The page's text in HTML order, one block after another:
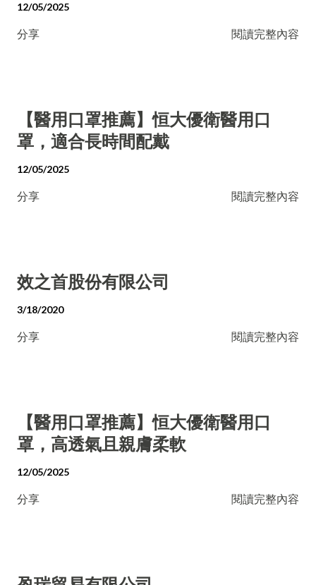
12/05/2025
分享 閱讀完整內容
【醫用口罩推薦】恒大優衛醫用口
罩，適合長時間配戴
12/05/2025
分享 閱讀完整內容
效之首股份有限公司
3/18/2020
分享 閱讀完整內容
【醫用口罩推薦】恒大優衛醫用口
罩，高透氣且親膚柔軟
12/05/2025
分享 閱讀完整內容